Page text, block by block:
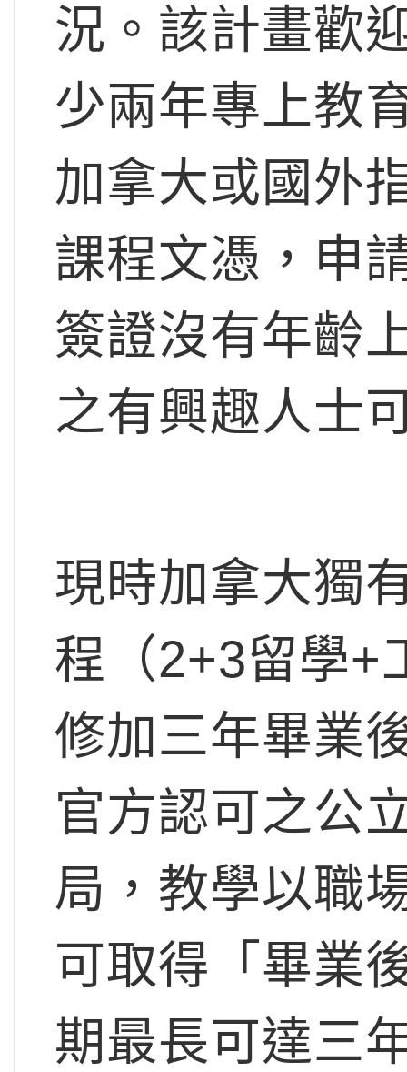
況。該計畫歡
少兩年專上教
加拿大或國外
課程文憑，申
簽證沒有年齡
之有興趣人士
現時加拿大獨
程（2+3留學+
修加三年畢業
官方認可之公
局，教學以職
可取得「畢業
期最長可達三